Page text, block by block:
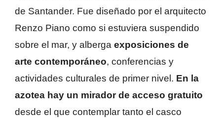
de Santander. Fue diseñado por el arquitecto
Renzo Piano como si estuviera suspendido
sobre el mar, y alberga exposiciones de
arte contemporáneo, conferencias y
actividades culturales de primer nivel. En la
azotea hay un mirador de acceso gratuito
desde el que contemplar tanto el casco